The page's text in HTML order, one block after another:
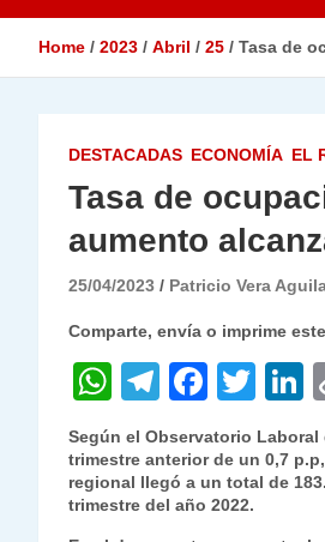
Home 2023 Abril 25 Tasa de
DESTACADAS ECONOMÍA EL
Tasa de
aumento
25/04/2023 Patricio Vera
Comparte, envía o imprime
W
at
s
T
el
e
gr
F
a
c
e
T
w
itt
er
n
k
e
Según el Observatorio
trimestre anterior de un 0,7
regional llegó a un total de
trimestre del año 2022.